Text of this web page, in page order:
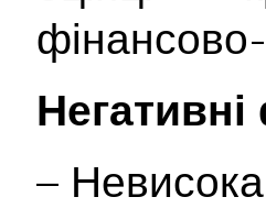
фінансово-
–